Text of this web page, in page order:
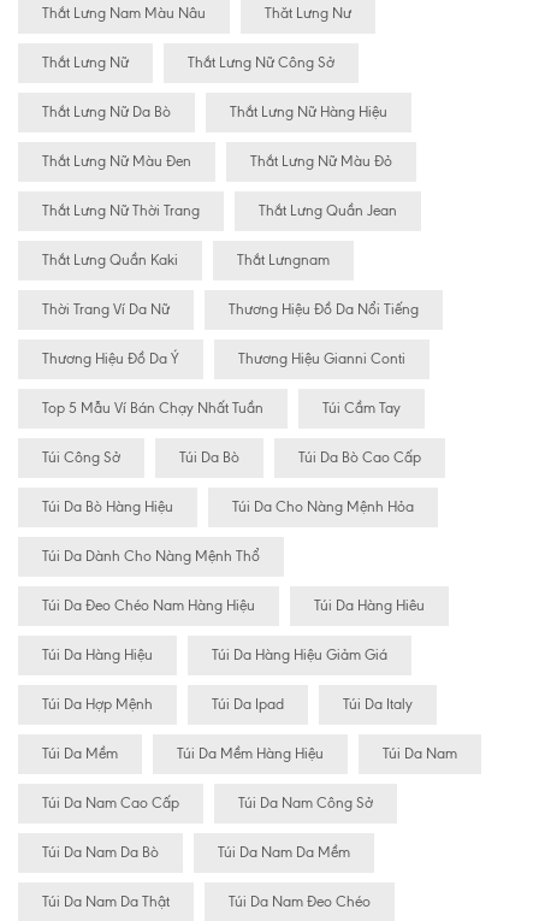
Thắt Lưng Nam Màu Nâu Thăt Lưng Nư
Thắt Lưng Nữ Thắt Lưng Nữ Công Sở
Thắt Lưng Nữ Da Bò Thắt Lưng Nữ Hàng Hiệu
Thắt Lưng Nữ Màu Đen Thắt Lưng Nữ Màu Đỏ
Thắt Lưng Nữ Thời Trang Thắt Lưng Quần Jean
Thắt Lưng Quần Kaki Thắt Lưngnam
Thời Trang Ví Da Nữ Thương Hiệu Đồ Da Nổi Tiếng
Thương Hiệu Đồ Da Ý Thương Hiệu Gianni Conti
Top 5 Mẫu Ví Bán Chạy Nhất Tuần Túi Cầm Tay
Túi Công Sở Túi Da Bò Túi Da Bò Cao Cấp
Túi Da Bò Hàng Hiệu Túi Da Cho Nàng Mệnh Hỏa
Túi Da Dành Cho Nàng Mệnh Thổ
Túi Da Đeo Chéo Nam Hàng Hiệu Túi Da Hàng Hiêu
Túi Da Hàng Hiệu Túi Da Hàng Hiệu Giảm Giá
Túi Da Hợp Mệnh Túi Da Ipad Túi Da Italy
Túi Da Mềm Túi Da Mềm Hàng Hiệu Túi Da Nam
Túi Da Nam Cao Cấp Túi Da Nam Công Sở
Túi Da Nam Da Bò Túi Da Nam Da Mềm
Túi Da Nam Da Thật Túi Da Nam Đeo Chéo